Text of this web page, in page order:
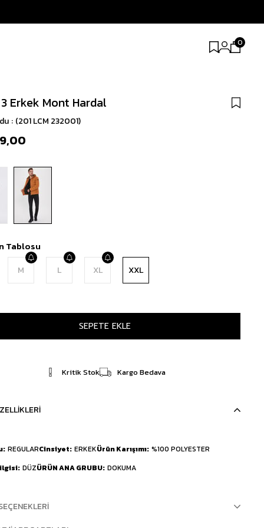
0
Erkek Mont Hardal
(201 LCM 232001)
Tablosu
M L XL XXL
Kritik Stok Kargo Bedava
REGULARCinsiyet ERKEKÜrün Karışımı %100 POLYESTER
DÜZÜRÜN ANA GRUBU DOKUMA